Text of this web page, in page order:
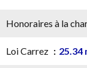
Honoraires à la
Loi Carrez 25.34